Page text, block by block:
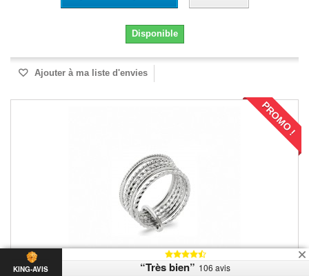
Disponible
Ajouter à ma liste d'envies
PROMO !
KING-AVIS “Très bien” 106 avis